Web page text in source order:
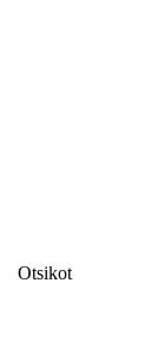
Otsikot